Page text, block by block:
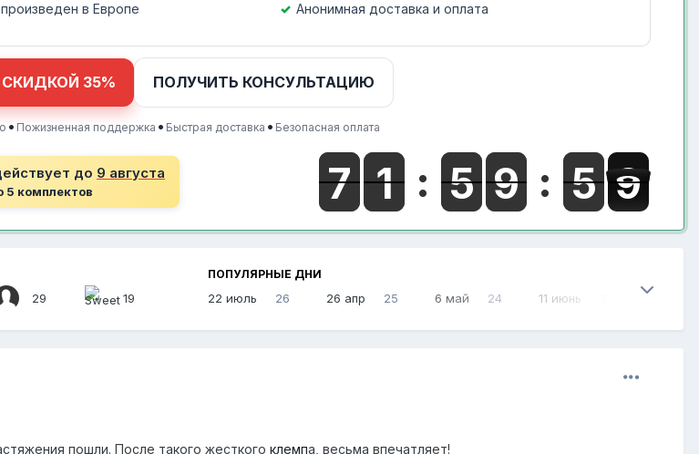
в Европе
Анонимная доставка и оплата
35% ПОЛУЧИТЬ КОНСУЛЬТАЦИЮ
• Пожизненная поддержка • Быстрая доставка • Безопасная оплата
до 9 августа
5 комплектов
29 19
ПОПУЛЯРНЫЕ ДНИ
22 июль 26 26 апр 25 6 май 24 11 июнь
пошли. После такого жесткого клемпа, весьма впечатляет!